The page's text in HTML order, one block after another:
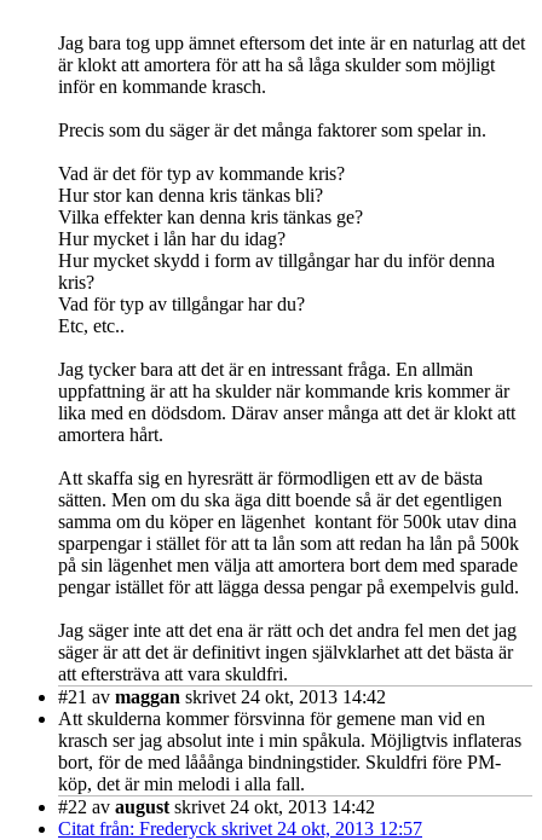
Jag bara tog upp ämnet eftersom det inte är en naturlag att det
är klokt att amortera för att ha så låga skulder som möjligt
inför en kommande krasch.
Precis som du säger är det många faktorer som spelar in.
Vad är det för typ av kommande kris?
Hur stor kan denna kris tänkas bli?
Vilka effekter kan denna kris tänkas ge?
Hur mycket i lån har du idag?
Hur mycket skydd i form av tillgångar har du inför denna
kris?
Vad för typ av tillgångar har du?
Etc, etc..
Jag tycker bara att det är en intressant fråga. En allmän
uppfattning är att ha skulder när kommande kris kommer är
lika med en dödsdom. Därav anser många att det är klokt att
amortera hårt.
Att skaffa sig en hyresrätt är förmodligen ett av de bästa
sätten. Men om du ska äga ditt boende så är det egentligen
samma om du köper en lägenhet kontant för 500k utav dina
sparpengar i stället för att ta lån som att redan ha lån på 500k
på sin lägenhet men välja att amortera bort dem med sparade
pengar istället för att lägga dessa pengar på exempelvis guld.
Jag säger inte att det ena är rätt och det andra fel men det jag
säger är att det är definitivt ingen självklarhet att det bästa är
att eftersträva att vara skuldfri.
#21 av maggan skrivet 24 okt, 2013 14:42
Att skulderna kommer försvinna för gemene man vid en
krasch ser jag absolut inte i min spåkula. Möjligtvis inflateras
bort, för de med lååånga bindningstider. Skuldfri före PM-
köp, det är min melodi i alla fall.
#22 av august skrivet 24 okt, 2013 14:42
Citat från: Frederyck skrivet 24 okt, 2013 12:57